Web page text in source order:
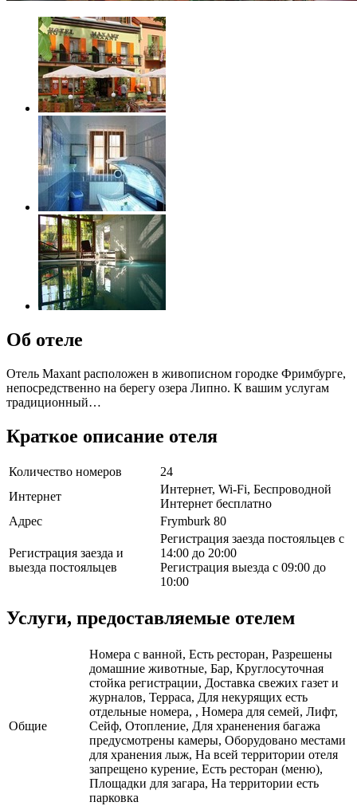
Об отеле
Отель Maxant расположен в живописном городке Фримбурге,
непосредственно на берегу озера Липно. К вашим услугам
традиционный…
Краткое описание отеля
Количество номеров
24
Интернет
Интернет, Wi-Fi, Беспроводной
Интернет бесплатно
Адрес
Frymburk 80
Регистрация заезда и
выезда постояльцев
Регистрация заезда постояльцев с
14:00 до 20:00
Регистрация выезда с 09:00 до
10:00
Услуги, предоставляемые отелем
Общие
Номера с ванной, Есть ресторан, Разрешены
домашние животные, Бар, Круглосуточная
стойка регистрации, Доставка свежих газет и
журналов, Терраса, Для некурящих есть
отдельные номера, , Номера для семей, Лифт,
Сейф, Отопление, Для храненения багажа
предусмотрены камеры, Оборудовано местами
для хранения лыж, На всей территории отеля
запрещено курение, Есть ресторан (меню),
Площадки для загара, На территории есть
парковка